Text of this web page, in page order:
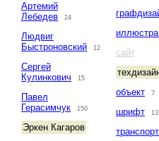
Артемий
Лебедев
24
Людвиг
Быстроновский
12
Сергей
Кулинкович
15
Павел
Герасимчук
150
Эркен Кагаров
сайт
объект
7
шрифт 13
транспорт